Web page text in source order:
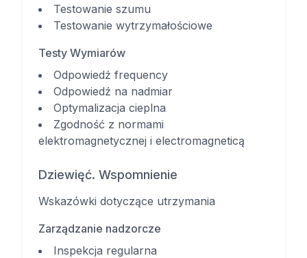
Testowanie szumu
Testowanie wytrzymałościowe
Testy Wymiarów
Odpowiedź frequency
Odpowiedź na nadmiar
Optymalizacja cieplna
Zgodność z normami
elektromagnetycznej i electromagneticą
Dziewięć. Wspomnienie
Wskazówki dotyczące utrzymania
Zarządzanie nadzorcze
Inspekcja regularna